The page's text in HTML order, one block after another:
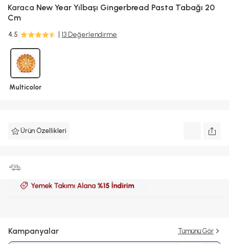
Karaca New Year Yılbaşı Gingerbread Pasta Tabağı 20
Cm
4.5 13 Değerlendirme
Multicolor
Ürün Özellikleri
Kampanyalar Tümünü Gör